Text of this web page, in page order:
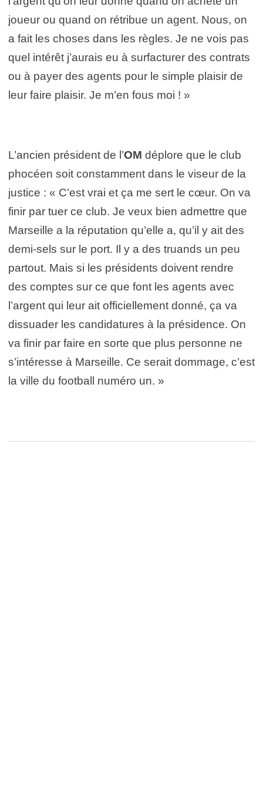
joueur ou quand on rétribue un agent. Nous, on
a fait les choses dans les règles. Je ne vois pas
quel intérêt j’aurais eu à surfacturer des contrats
ou à payer des agents pour le simple plaisir de
leur faire plaisir. Je m’en fous moi ! »
L’ancien président de l’OM déplore que le club
phocéen soit constamment dans le viseur de la
justice : « C’est vrai et ça me sert le cœur. On va
finir par tuer ce club. Je veux bien admettre que
Marseille a la réputation qu’elle a, qu’il y ait des
demi-sels sur le port. Il y a des truands un peu
partout. Mais si les présidents doivent rendre
des comptes sur ce que font les agents avec
l’argent qui leur ait officiellement donné, ça va
dissuader les candidatures à la présidence. On
va finir par faire en sorte que plus personne ne
s’intéresse à Marseille. Ce serait dommage, c’est
la ville du football numéro un. »